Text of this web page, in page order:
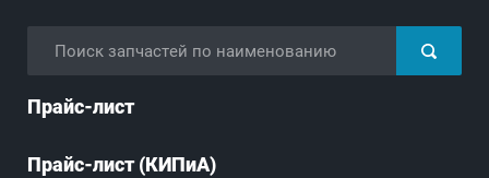
Прайс-лист
Прайс-лист (КИПиА)